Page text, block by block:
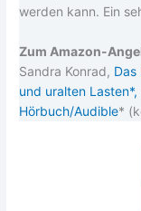
wer­den kann. Ein
Zum Ama­zon-
San­dra Kon­rad, Das
und uralten Las­ten*,
Hörbuch/Audible*